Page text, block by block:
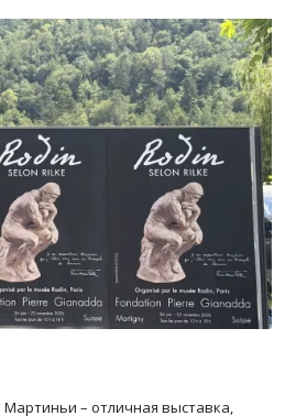
– отличная выставка,